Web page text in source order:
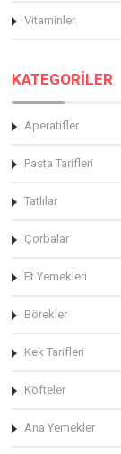
Vitaminler
KATEGORİLER
Aperatifler
Pasta Tarifleri
Tatlılar
Çorbalar
Et Yemekleri
Börekler
Kek Tarifleri
Köfteler
Ana Yemekler